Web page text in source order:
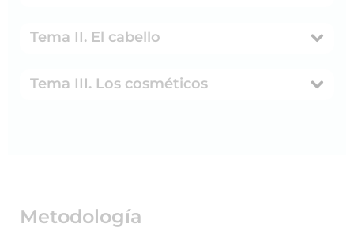
Tema II. El cabello
Tema III. Los cosméticos
Metodología